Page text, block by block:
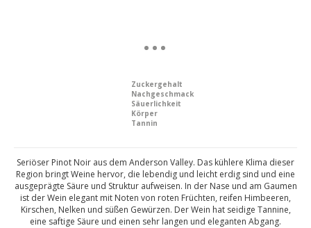
Zuckergehalt
Nachgeschmack
Säuerlichkeit
Körper
Tannin
Seriöser Pinot Noir aus dem Anderson Valley. Das kühlere Klima dieser
Region bringt Weine hervor, die lebendig und leicht erdig sind und eine
ausgeprägte Säure und Struktur aufweisen. In der Nase und am Gaumen
ist der Wein elegant mit Noten von roten Früchten, reifen Himbeeren,
Kirschen, Nelken und süßen Gewürzen. Der Wein hat seidige Tannine,
eine saftige Säure und einen sehr langen und eleganten Abgang.